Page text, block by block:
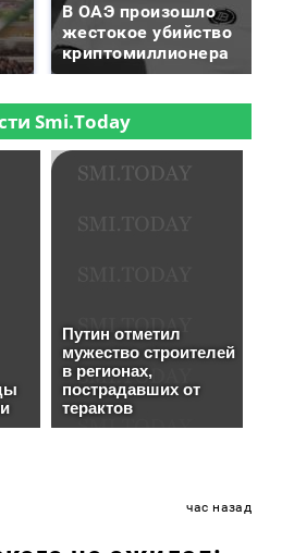
В ОАЭ произошло
жестокое убийство
криптомиллионера
час назад